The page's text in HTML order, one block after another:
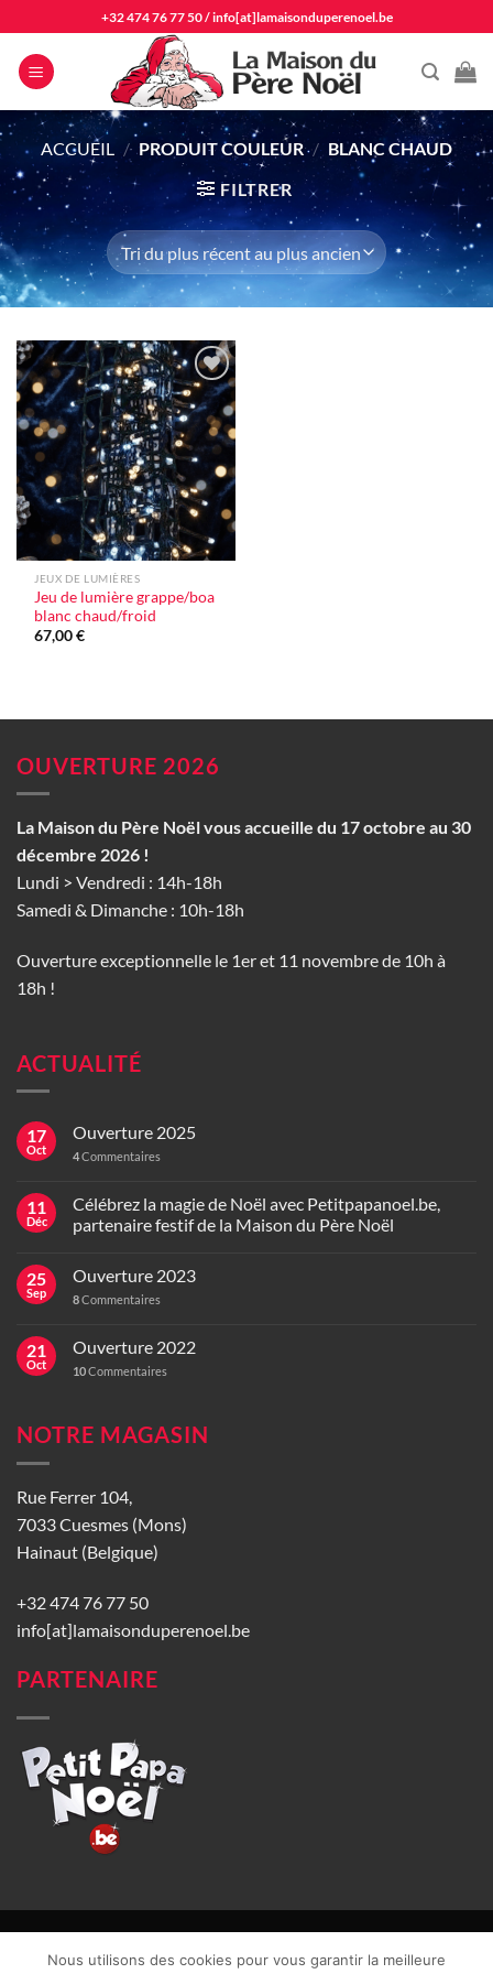
au
contenu
+32 474 76 77 50/info[at]lamaisonduperenoel.be
ACCUEIL / PRODUIT COULEUR / BLANC CHAUD
FILTRER
Ajouter
à la liste
d'envie
JEUX DE LUMIÈRES
Jeu de lumière grappe/boa
blanc chaud/froid
67,00€
OUVERTURE 2026
La Maison du Père Noël vous accueille du 17 octobre au 30
décembre 2026 !
Lundi > Vendredi : 14h-18h
Samedi & Dimanche : 10h-18h
Ouverture exceptionnelle le 1er et 11 novembre de 10h à
18h !
ACTUALITÉ
17
Oct
Ouverture 2025
4Commentaires
11
Déc
Célébrez la magie de Noël avec Petitpapanoel.be,
partenaire festif de la Maison du Père Noël
25
Sep
Ouverture 2023
8Commentaires
21
Oct
Ouverture 2022
10Commentaires
NOTRE MAGASIN
Rue Ferrer 104,
7033 Cuesmes (Mons)
Hainaut (Belgique)
+32 474 76 77 50
info[at]lamaisonduperenoel.be
PARTENAIRE
CGU| Vie privée| TVA : BE0840965749 | Site web réalisé par
Nous utilisons des cookies pour vous garantir la meilleure